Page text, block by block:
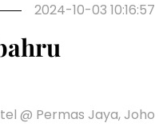
2024-10-03 10:16:57
@ Permas Jaya, Joho